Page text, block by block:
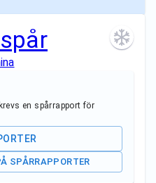
en spårrapport för
SPÅRRAPPORTER